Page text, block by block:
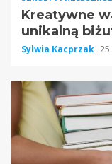
Kreatywne
unikalną
Sylwia Kacprzak 25